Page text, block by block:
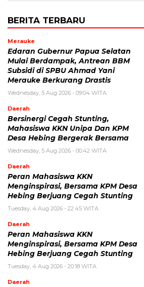
BERITA TERBARU
Merauke
Edaran Gubernur Papua Selatan
Mulai Berdampak, Antrean BBM
Subsidi di SPBU Ahmad Yani
Merauke Berkurang Drastis
Wednesday, 5 Aug 2026 - 09:04 WITA
Daerah
Bersinergi Cegah Stunting,
Mahasiswa KKN Unipa Dan KPM
Desa Hebing Bergerak Bersama
Wednesday, 5 Aug 2026 - 00:42 WITA
Daerah
Peran Mahasiswa KKN
Menginspirasi, Bersama KPM Desa
Hebing Berjuang Cegah Stunting
Tuesday, 4 Aug 2026 - 22:45 WITA
Daerah
Peran Mahasiswa KKN
Menginspirasi, Bersama KPM Desa
Hebing Berjuang Cegah Stunting
Tuesday, 4 Aug 2026 - 20:18 WITA
Daerah